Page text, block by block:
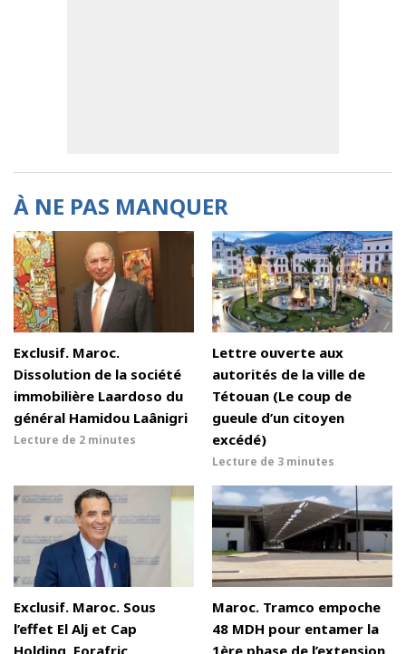
À NE PAS MANQUER
Exclusif. Maroc.
Dissolution de la société
immobilière Laardoso du
général Hamidou Laânigri
Lecture de 2 minutes
Lettre ouverte aux
autorités de la ville de
Tétouan (Le coup de
gueule d’un citoyen
excédé)
Lecture de 3 minutes
Exclusif. Maroc. Sous
l’effet El Alj et Cap
Holding, Forafric
Maroc. Tramco empoche
48 MDH pour entamer la
1ère phase de l’extension